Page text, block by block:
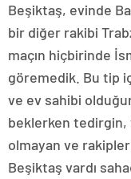
Beşiktaş, evinde
bir diğer rakibi
maçın hiçbirinde
göremedik. Bu tip
ve ev sahibi
beklerken tedirgin,
olmayan ve
Beşiktaş vardı